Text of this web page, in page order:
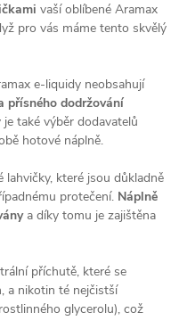
vaší oblíbené Aramax
pro vás máme tento skvělý
e-liquidy neobsahují
přísného dodržování
také výběr dodavatelů
hotové náplně.
které jsou důkladně
protečení. Náplně
a díky tomu je zajištěna
příchutě, které se
a nikotin té nejčistší
glycerolu), což